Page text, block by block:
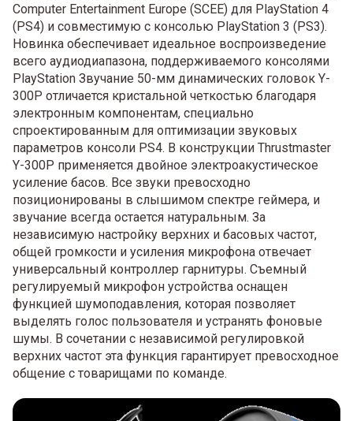
Computer Entertainment Europe (SCEE) для PlayStation 4
(PS4) и совместимую с консолью PlayStation 3 (PS3).
Новинка обеспечивает идеальное воспроизведение
всего аудиодиапазона, поддерживаемого консолями
PlayStation Звучание 50-мм динамических головок Y-
300P отличается кристальной четкостью благодаря
электронным компонентам, специально
спроектированным для оптимизации звуковых
параметров консоли PS4. В конструкции Thrustmaster
Y-300P применяется двойное электроакустическое
усиление басов. Все звуки превосходно
позиционированы в слышимом спектре геймера, и
звучание всегда остается натуральным. За
независимую настройку верхних и басовых частот,
общей громкости и усиления микрофона отвечает
универсальный контроллер гарнитуры. Съемный
регулируемый микрофон устройства оснащен
функцией шумоподавления, которая позволяет
выделять голос пользователя и устранять фоновые
шумы. В сочетании с независимой регулировкой
верхних частот эта функция гарантирует превосходное
общение с товарищами по команде.